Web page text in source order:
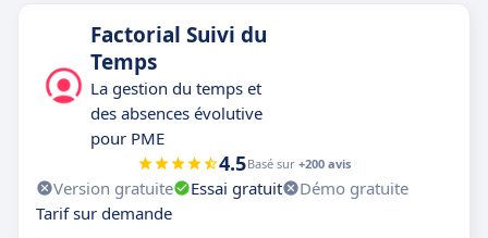
Factorial Suivi du
Temps
La gestion du temps et
des absences évolutive
pour PME
4.5Basé sur +200 avis
Version gratuite Essai gratuit
Démo gratuite
Tarif sur demande